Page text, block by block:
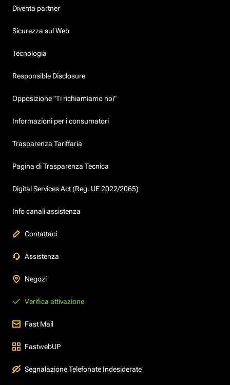
Diventa partner
Sicurezza sul Web
Tecnologia
Responsible Disclosure
Opposizione "Ti richiamiamo noi"
Informazioni per i consumatori
Trasparenza Tariffaria
Pagina di Trasparenza Tecnica
Digital Services Act (Reg. UE 2022/2065)
Info canali assistenza
Contattaci
Assistenza
Negozi
Verifica attivazione
Fast Mail
FastwebUP
Segnalazione Telefonate Indesiderate